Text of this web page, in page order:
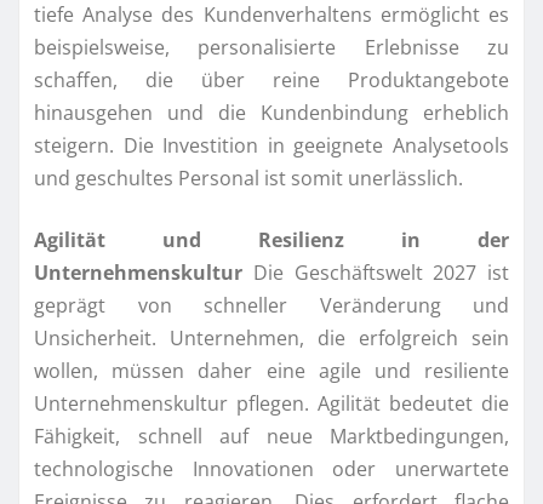
tiefe Analyse des Kundenverhaltens ermöglicht es
beispielsweise, personalisierte Erlebnisse zu
schaffen, die über reine Produktangebote
hinausgehen und die Kundenbindung erheblich
steigern. Die Investition in geeignete Analysetools
und geschultes Personal ist somit unerlässlich.
Agilität und Resilienz in der
Unternehmenskultur Die Geschäftswelt 2027 ist
geprägt von schneller Veränderung und
Unsicherheit. Unternehmen, die erfolgreich sein
wollen, müssen daher eine agile und resiliente
Unternehmenskultur pflegen. Agilität bedeutet die
Fähigkeit, schnell auf neue Marktbedingungen,
technologische Innovationen oder unerwartete